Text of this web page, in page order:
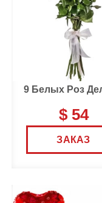
$ 54
ЗАКАЗ